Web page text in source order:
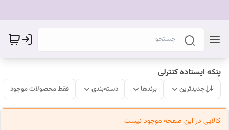
پنکه ایستاده کنترلی
جدیدترین برندها دسته‌بندی فقط محصولات موجود
کالایی در این صفحه موجود نیست